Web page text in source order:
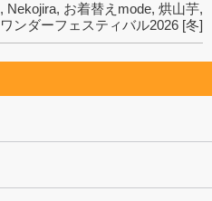
, Nekojira, お着替えmode, 烘山芋,
ワンダーフェスティバル2026 [冬]